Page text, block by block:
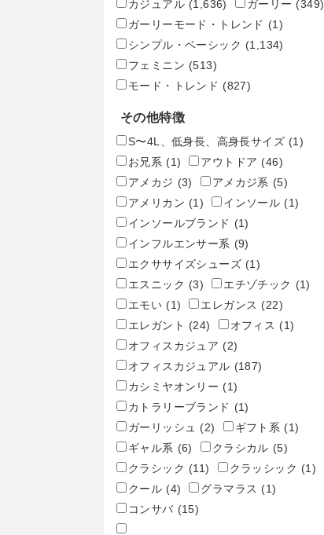
カジュアル (1,636) ガーリー (349)
ガーリーモード・トレンド (1)
シンプル・ベーシック (1,134)
フェミニン (513)
モード・トレンド (827)
その他特徴
S〜4L、低身長、高身長サイズ (1)
お兄系 (1) アウトドア (46)
アメカジ (3) アメカジ系 (5)
アメリカン (1) インソール (1)
インソールブランド (1)
インフルエンサー系 (9)
エクササイズシューズ (1)
エスニック (3) エチゾチック (1)
エモい (1) エレガンス (22)
エレガント (24) オフィス (1)
オフィスカジュア (2)
オフィスカジュアル (187)
カシミヤオンリー (1)
カトラリーブランド (1)
ガーリッシュ (2) ギフト系 (1)
ギャル系 (6) クラシカル (5)
クラシック (11) クラッシック (1)
クール (4) グラマラス (1)
コンサバ (15)